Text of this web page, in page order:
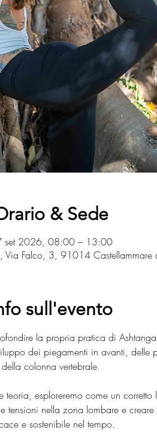
& Sede
set 2026, 08:00 – 13:00
Via Falco, 3, 91014 Castellammare
sull'evento
la propria pratica di
dei piegamenti in avanti, delle
della colonna vertebrale.
esploreremo come un
tensioni nella zona lombare e
e sostenibile nel tempo.